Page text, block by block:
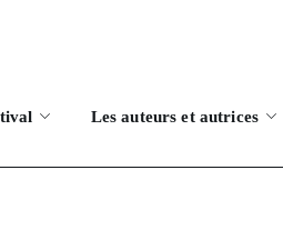
Les auteurs et autrices